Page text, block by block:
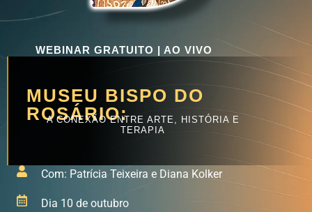
WEBINAR GRATUITO | AO VIVO
MUSEU BISPO DO
ROSÁRIO:
A CONEXÃO ENTRE ARTE, HISTÓRIA E
TERAPIA
Com: Patrícia Teixeira e Diana Kolker
Dia 10 de outubro